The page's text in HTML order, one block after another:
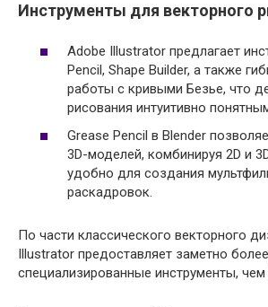
Инструменты для векторного
Adobe Illustrator предлагает
Pencil, Shape Builder, а также
работы с кривыми Безье, что
рисования интуитивно
Grease Pencil в Blender
3D-моделей, комбинируя 2D и
удобно для создания
раскадровок.
По части классического векторного
Illustrator предоставляет заметно
специализированные инструменты, чем